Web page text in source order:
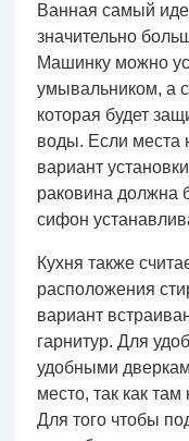
Ванная самый
значительно
Машинку можно
умывальником, а
которая будет
воды. Если места
вариант
раковина должна
сифон
Кухня также
расположения
вариант
гарнитур. Для
удобными
место, так как
Для того чтобы